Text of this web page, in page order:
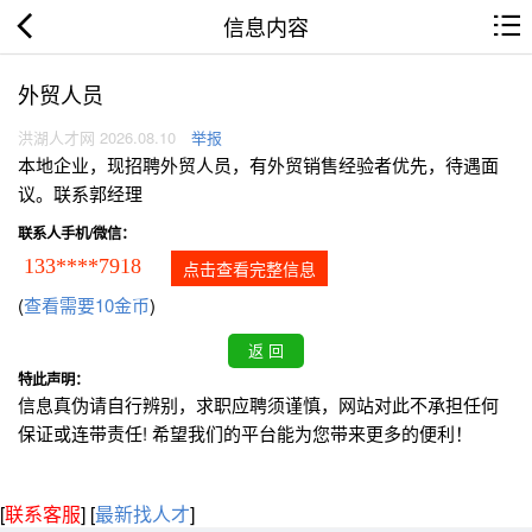
信息内容
外贸人员
洪湖人才网 2026.08.10 举报
本地企业，现招聘外贸人员，有外贸销售经验者优先，待遇面
议。联系郭经理
联系人手机/微信：
133****7918 点击查看完整信息
(查看需要10金币)
特此声明：
信息真伪请自行辨别，求职应聘须谨慎，网站对此不承担任何
保证或连带责任! 希望我们的平台能为您带来更多的便利！
[联系客服] [最新找人才]